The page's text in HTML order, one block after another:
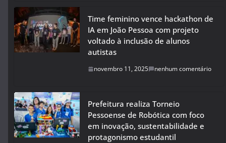
Time feminino vence hackathon de
IA em João Pessoa com projeto
voltado à inclusão de alunos
autistas
novembro 11, 2025 nenhum comentário
Prefeitura realiza Torneio
Pessoense de Robótica com foco
em inovação, sustentabilidade e
protagonismo estudantil